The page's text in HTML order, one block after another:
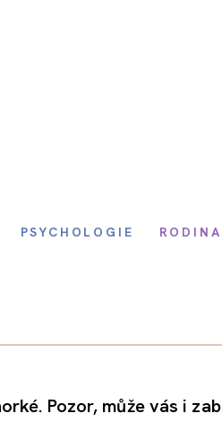
PSYCHOLOGIE
Pozor, může vás i